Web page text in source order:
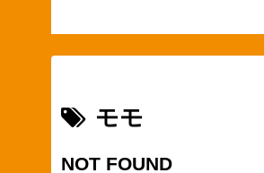
モモ
NOT FOUND